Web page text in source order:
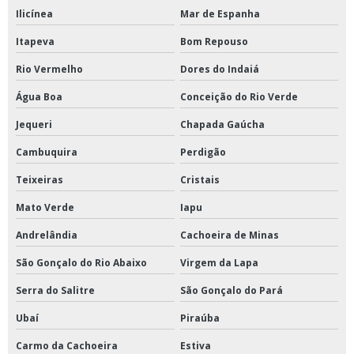
Ilicínea Mar de Espanha
Itapeva Bom Repouso
Rio Vermelho Dores do Indaiá
Água Boa Conceição do Rio Verde
Jequeri Chapada Gaúcha
Cambuquira Perdigão
Teixeiras Cristais
Mato Verde Iapu
Andrelândia Cachoeira de Minas
São Gonçalo do Rio Abaixo Virgem da Lapa
Serra do Salitre São Gonçalo do Pará
Ubaí Piraúba
Carmo da Cachoeira Estiva